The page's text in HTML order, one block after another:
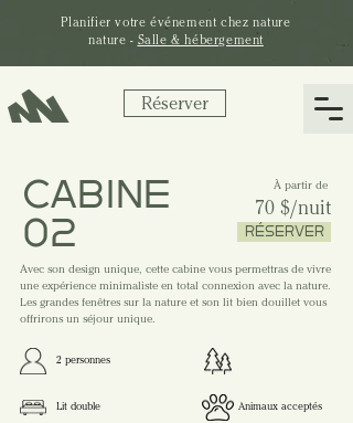
Réserver
Planifier votre événement chez nature
nature - Salle & hébergement
CABINE
02
À partir de
70 $/nuit
RÉSERVER
Avec son design unique, cette cabine vous permettras de vivre
une expérience minimaliste en total connexion avec la nature.
Les grandes fenêtres sur la nature et son lit bien douillet vous
offrirons un séjour unique.
2 personnes
Lit double Animaux acceptés